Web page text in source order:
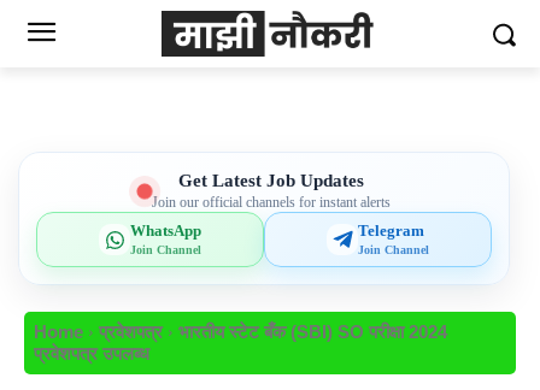
Get Latest Job Updates
Join our official channels for instant alerts
WhatsApp
Join Channel
Telegram
Join Channel
Home प्रवेशपत्र
भारतीय स्टेट बँक (SBI) SO परीक्षा 2024
प्रवेशपत्र उपलब्ध